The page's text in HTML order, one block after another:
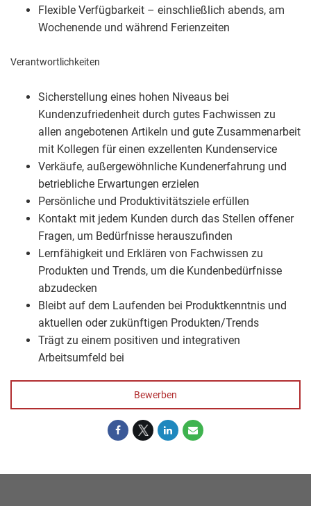
Flexible Verfügbarkeit – einschließlich abends, am
Wochenende und während Ferienzeiten
Verantwortlichkeiten
Sicherstellung eines hohen Niveaus bei
Kundenzufriedenheit durch gutes Fachwissen zu
allen angebotenen Artikeln und gute Zusammenarbeit
mit Kollegen für einen exzellenten Kundenservice
Verkäufe, außergewöhnliche Kundenerfahrung und
betriebliche Erwartungen erzielen
Persönliche und Produktivitätsziele erfüllen
Kontakt mit jedem Kunden durch das Stellen offener
Fragen, um Bedürfnisse herauszufinden
Lernfähigkeit und Erklären von Fachwissen zu
Produkten und Trends, um die Kundenbedürfnisse
abzudecken
Bleibt auf dem Laufenden bei Produktkenntnis und
aktuellen oder zukünftigen Produkten/Trends
Trägt zu einem positiven und integrativen
Arbeitsumfeld bei
Bewerben